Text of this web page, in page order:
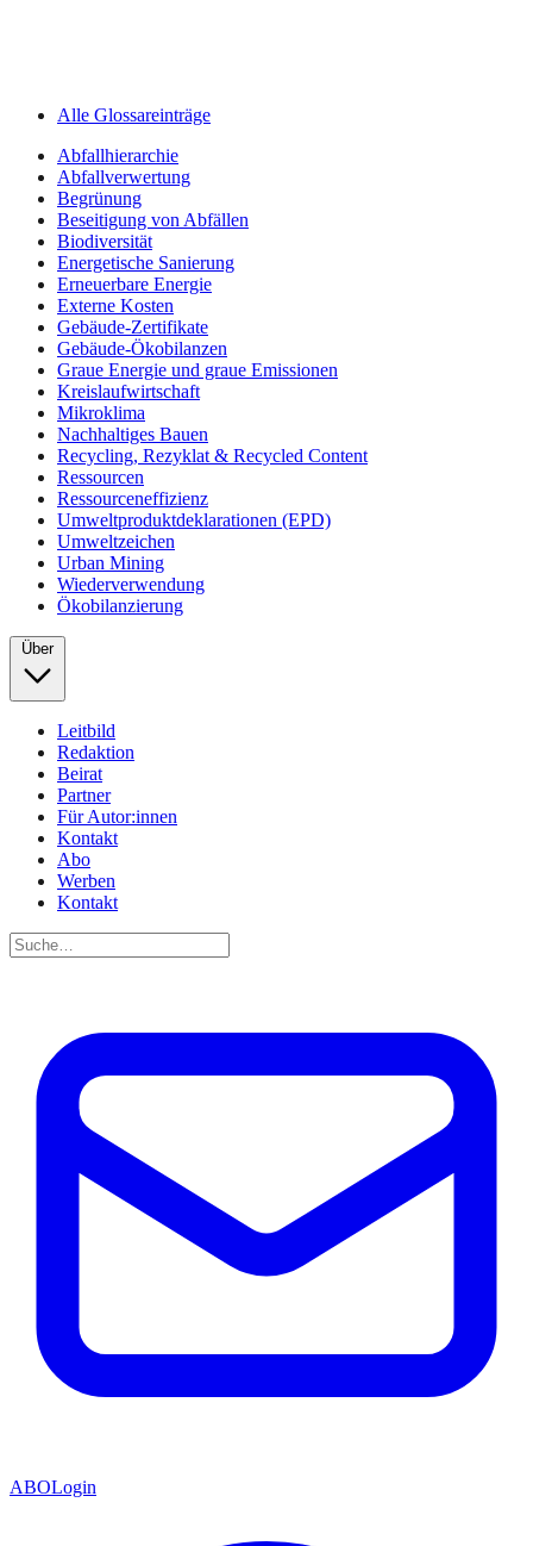
Alle Glossareinträge
Abfallhierarchie
Abfallverwertung
Begrünung
Beseitigung von Abfällen
Biodiversität
Energetische Sanierung
Erneuerbare Energie
Externe Kosten
Gebäude-Zertifikate
Gebäude-Ökobilanzen
Graue Energie und graue Emissionen
Kreislaufwirtschaft
Mikroklima
Nachhaltiges Bauen
Recycling, Rezyklat & Recycled Content
Ressourcen
Ressourceneffizienz
Umweltprodukt­deklarationen (EPD)
Umweltzeichen
Urban Mining
Wiederverwendung
Ökobilanzierung
Über
Leitbild
Redaktion
Beirat
Partner
Für Autor:innen
Kontakt
Abo
Werben
Kontakt
ABOLogin